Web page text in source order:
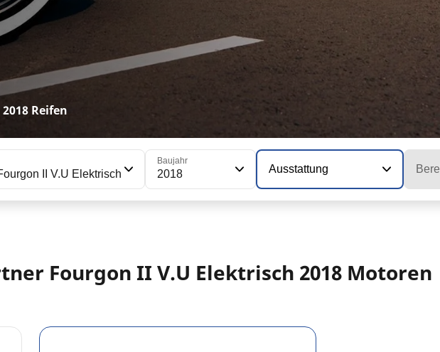
Reifen
II V.U Elektrisch
Baujahr
2018 Ausstattung
Fourgon II V.U Elektrisch 2018 Motoren